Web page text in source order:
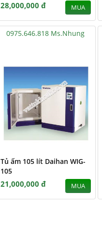
28,000,000 đ MUA
0975.646.818 Ms.Nhung
Tủ ấm 105 lít Daihan WIG-
105
21,000,000 đ MUA